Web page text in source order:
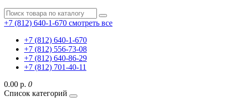
+7 (812) 640-1-670 смотреть все
+7 (812) 640-1-670
+7 (812) 556-73-08
+7 (812) 640-86-29
+7 (812) 701-40-11
0.00 р. 0
Список категорий